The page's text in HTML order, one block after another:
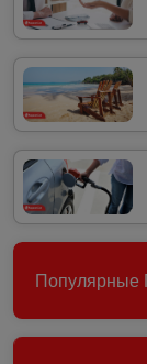
Популярные